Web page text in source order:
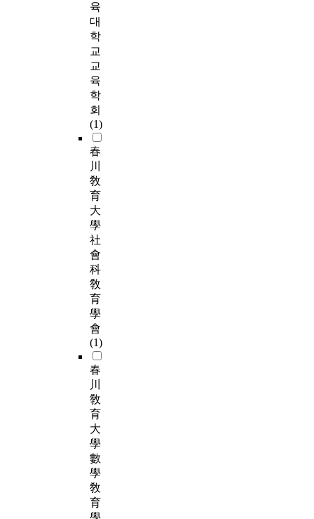
육
대
학
교
교
육
학
회
(1)
春
川
敎
育
大
學
社
會
科
敎
育
學
會
(1)
春
川
敎
育
大
學
數
學
敎
育